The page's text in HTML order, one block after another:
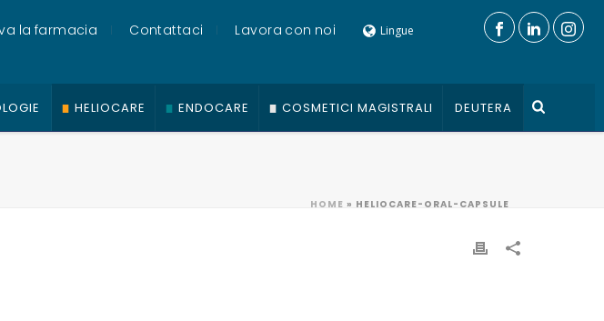
la farmacia Contattaci Lavora con noi Lingue
HELIOCARE ENDOCARE COSMETICI MAGISTRALI DEUTERA
HOME » HELIOCARE-ORAL-CAPSULE